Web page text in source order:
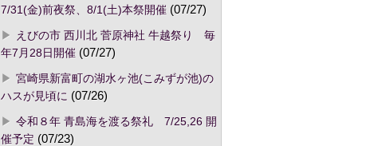
7/31(金)前夜祭、8/1(土)本祭開催(07/27)
えびの市 西川北 菅原神社 牛越祭り 毎
年7月28日開催(07/27)
宮崎県新富町の湖水ヶ池(こみずが池)の
ハスが見頃に (07/26)
令和８年 青島海を渡る祭礼 7/25,26 開
催予定 (07/23)